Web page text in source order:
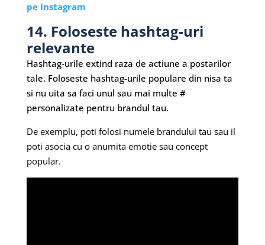
pe Instagram
14. Foloseste hashtag-uri
relevante
Hashtag-urile extind raza de actiune a postarilor
tale. Foloseste hashtag-urile populare din nisa ta
si nu uita sa faci unul sau mai multe #
personalizate pentru brandul tau.
De exemplu, poti folosi numele brandului tau sau il
poti asocia cu o anumita emotie sau concept
popular.